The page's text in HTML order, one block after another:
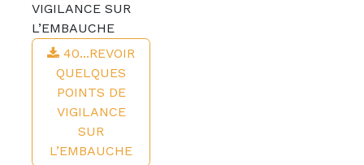
VIGILANCE SUR
L’EMBAUCHE
40...REVOIR
QUELQUES
POINTS DE
VIGILANCE
SUR
L’EMBAUCHE